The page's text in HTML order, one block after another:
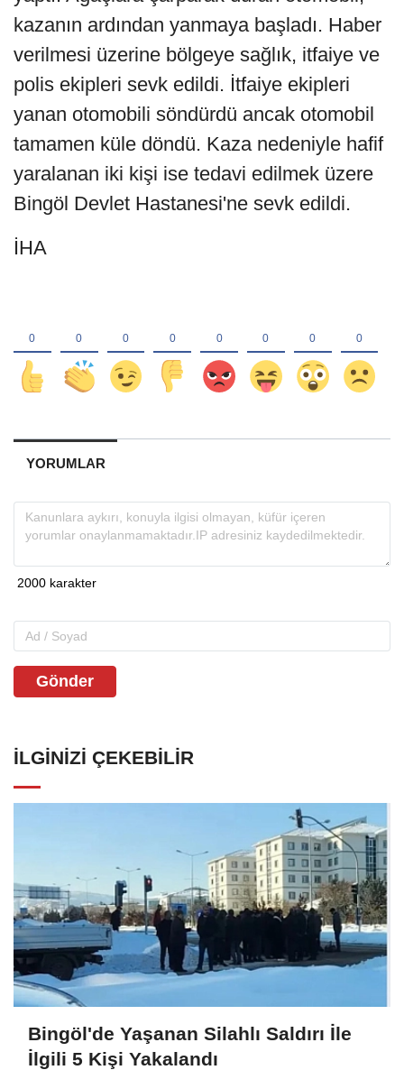
kazanın ardından yanmaya başladı. Haber
verilmesi üzerine bölgeye sağlık, itfaiye ve
polis ekipleri sevk edildi. İtfaiye ekipleri
yanan otomobili söndürdü ancak otomobil
tamamen küle döndü. Kaza nedeniyle hafif
yaralanan iki kişi ise tedavi edilmek üzere
Bingöl Devlet Hastanesi'ne sevk edildi.
İHA
YORUMLAR
Gönder
İLGINIZI ÇEKEBILIR
Bingöl'de Yaşanan Silahlı Saldırı İle
İlgili 5 Kişi Yakalandı